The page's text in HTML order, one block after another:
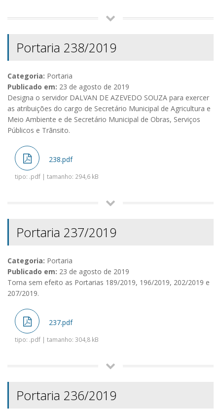
Portaria 238/2019
Categoria: Portaria
Publicado em: 23 de agosto de 2019
Designa o servidor DALVAN DE AZEVEDO SOUZA para exercer
as atribuições do cargo de Secretário Municipal de Agricultura e
Meio Ambiente e de Secretário Municipal de Obras, Serviços
Públicos e Trãnsito.
238.pdf
tipo: .pdf | tamanho: 294,6 kB
Portaria 237/2019
Categoria: Portaria
Publicado em: 23 de agosto de 2019
Torna sem efeito as Portarias 189/2019, 196/2019, 202/2019 e
207/2019.
237.pdf
tipo: .pdf | tamanho: 304,8 kB
Portaria 236/2019